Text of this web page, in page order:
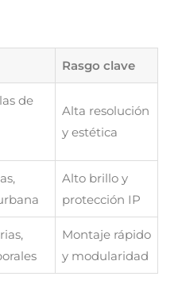
Rasgo clave
de
Alta resolución
y estética
Alto brillo y
protección IP
Montaje rápido
y modularidad